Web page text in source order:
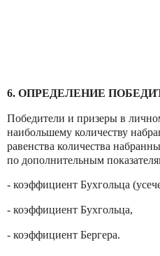
6. ОПРЕДЕЛЕНИЕ
Победители и призеры в
наибольшему количеству
равенства количества
по дополнительным
- коэффициент Бухгольца
- коэффициент Бухгольца,
- коэффициент Бергера.